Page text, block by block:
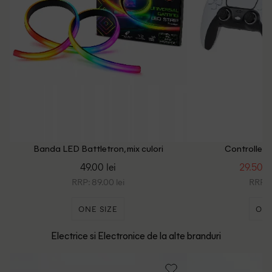
Banda LED Battletron, mix culori
49.00 lei
RRP: 89.00 lei
ONE SIZE
Controller
29.50
RRP:
Electrice si Electronice de la alte branduri